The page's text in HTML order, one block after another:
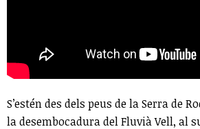
S’estén des dels peus de la Serra de
la desembocadura del Fluvià Vell, al